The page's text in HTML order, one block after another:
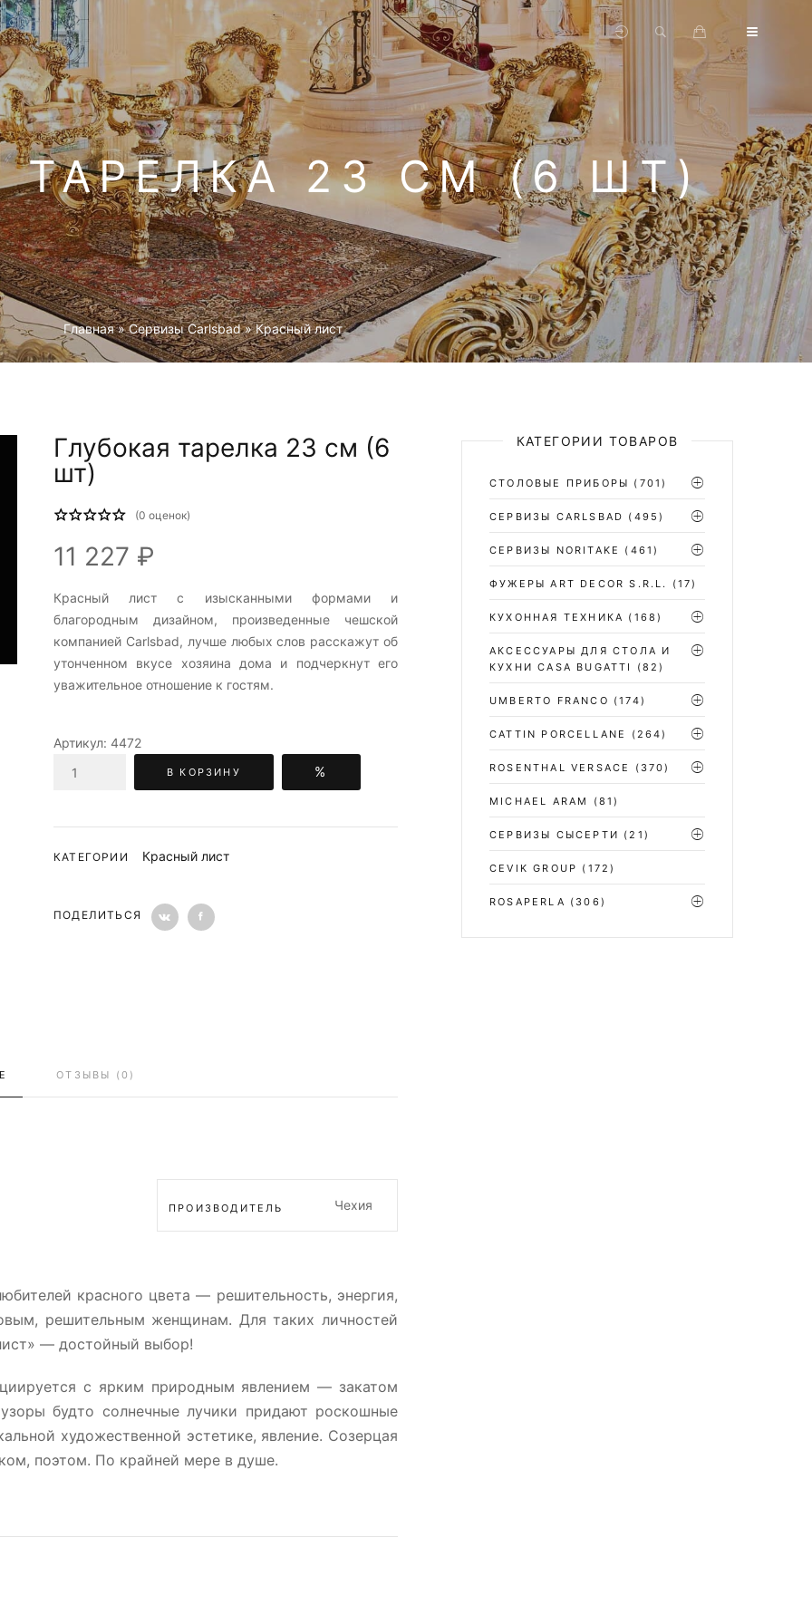
ТАРЕЛКА 23 СМ (6 ШТ)
Главная »Cервизы Carlsbad »Красный лист
Глубокая тарелка 23 см (6
шт)
(0 оценок)
11 227 ₽
Красный лист c изысканными формами и
благородным дизайном, произведенные чешской
компанией Carlsbad, лучше любых слов расскажут об
утонченном вкусе хозяина дома и подчеркнут его
уважительное отношение к гостям.
Артикул: 4472
В КОРЗИНУ %
КАТЕГОРИИ Красный лист
ПОДЕЛИТЬСЯ
ОТЗЫВЫ (0)
ПРОИЗВОДИТЕЛЬ Чехия
красного цвета — решительность, энергия,
решительным женщинам. Для таких личностей
— достойный выбор!
с ярким природным явлением — закатом
будто солнечные лучики придают роскошные
художественной эстетике, явление. Созерцая
поэтом. По крайней мере в душе.
КАТЕГОРИИ ТОВАРОВ
СТОЛОВЫЕ ПРИБОРЫ (701)
CЕРВИЗЫ CARLSBAD (495)
СЕРВИЗЫ NORITAKE (461)
ФУЖЕРЫ ART DECOR S.R.L. (17)
КУХОННАЯ ТЕХНИКА (168)
АКСЕССУАРЫ ДЛЯ СТОЛА И
КУХНИ CASA BUGATTI
(82)
UMBERTO FRANCO (174)
CATTIN PORCELLANE (264)
ROSENTHAL VERSACE (370)
MICHAEL ARAM (81)
СЕРВИЗЫ СЫСЕРТИ (21)
CEVIK GROUP (172)
ROSAPERLA (306)